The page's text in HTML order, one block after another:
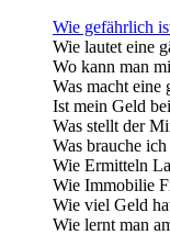
Wie gefährlich
Wie lautet eine
Wo kann man
Was macht eine
Ist mein Geld
Was stellt der
Was brauche
Wie Ermitteln
Wie Immobilie
Wie viel Geld
Wie lernt man